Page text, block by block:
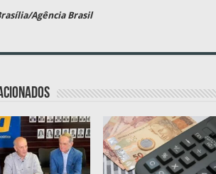
Agência Brasil